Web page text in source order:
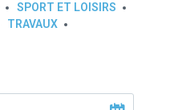
SPORT ET LOISIRS
TRAVAUX